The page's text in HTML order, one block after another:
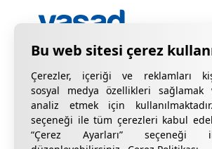
Çerezler, içeriği ve reklamları
sosyal medya özellikleri sağlamak
analiz etmek için
seçeneği ile tüm çerezleri kabul
“Çerez Ayarları” seçeneği
Gizlilik Bildirimi KVKK